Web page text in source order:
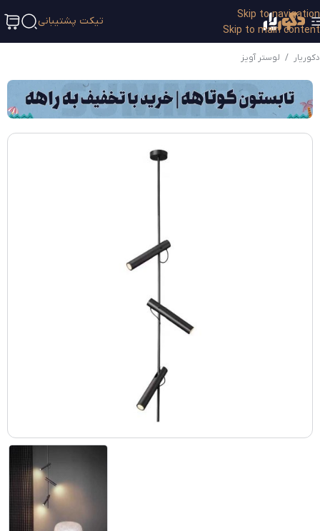
Skip to navigation
Skip to main content
تیکت پشتیبانی
دکوریار / لوستر آویز